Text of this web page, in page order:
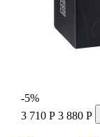
-5%
3 710 Р 3 880 Р